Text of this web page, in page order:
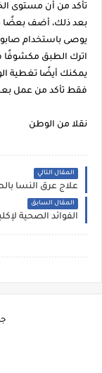
تأكد من أن مستوى
بعد ذلك، أضف بعضًا
يوصى باستخدام
اترك الطبق مكشوفًا
يمكنك أيضًا تغطية
فقط تأكد من عمل
نقلا من الوطن
المقال التالي
علاج عرق النسا بالطب البديل 7 وصفات
المقال السابق
الفوائد الصحية